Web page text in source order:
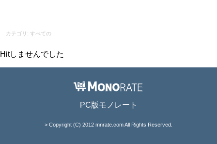
カテゴリ: すべての
Hitしませんでした
PC版モノレート
> Copyright (C) 2012 mnrate.com All Rights Reserved.